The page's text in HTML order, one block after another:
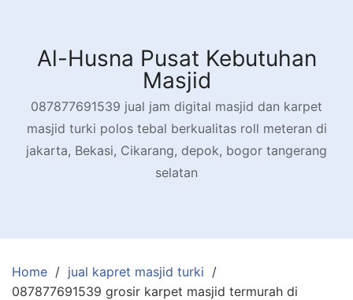
contentAl-Husna Pusat Kebutuhan
Masjid
087877691539 jual jam digital masjid dan karpet
masjid turki polos tebal berkualitas roll meteran di
jakarta, Bekasi, Cikarang, depok, bogor tangerang
selatan
Home
jual kapret masjid turki
087877691539 grosir karpet masjid termurah di